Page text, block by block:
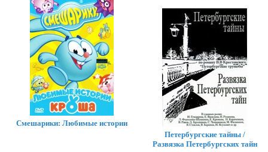
Петербургские тайны /
Развязка Петербургских тайн
Смешарики: Любимые истории